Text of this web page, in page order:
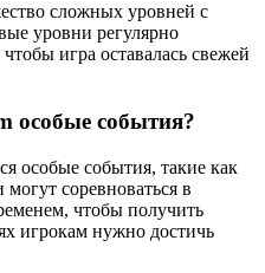
сложных уровней с
уровни регулярно
игра оставалась свежей
особые события?
особые события, такие как
соревноваться в
чтобы получить
игрокам нужно достичь